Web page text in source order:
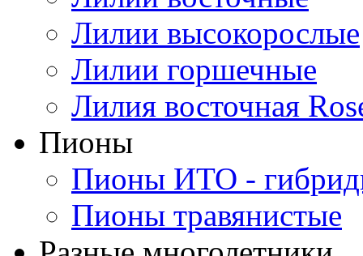
Лилии высокорослые
Лилии горшечные
Лилия восточная
Пионы
Пионы ИТО -
Пионы травянистые